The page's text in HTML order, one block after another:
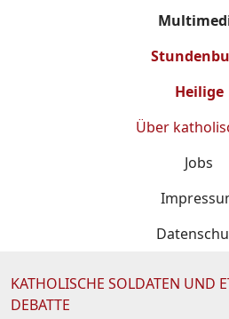
Heilige
Über
Jobs
KATHOLISCHE SOLDATEN UND
DEBATTE